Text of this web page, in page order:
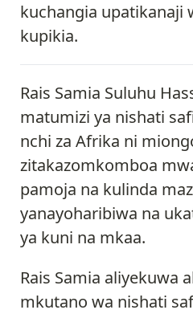
kuchangia upatikanaji
kupikia.
Rais Samia Suluhu
matumizi ya nishati
nchi za Afrika ni
zitakazomkomboa
pamoja na kulinda
yanayoharibiwa na
ya kuni na mkaa.
Rais Samia aliyekuwa
mkutano wa nishati